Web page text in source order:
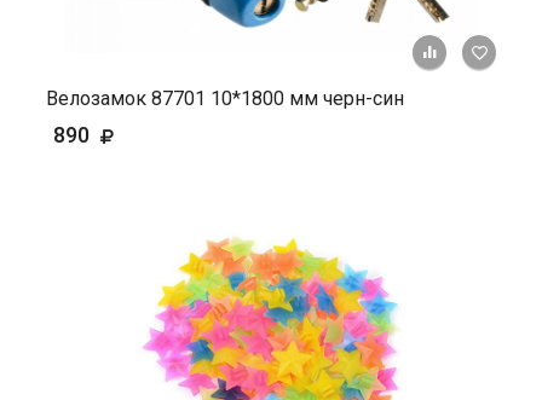
+ К
Велозамок 87701 10*1800 мм черн-син
890